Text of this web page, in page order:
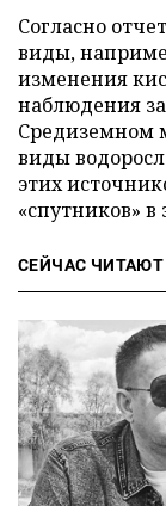
Согласно
виды,
изменения
наблюдения
Средиземном
виды
этих
«спутников» в
СЕЙЧАС ЧИТАЮТ